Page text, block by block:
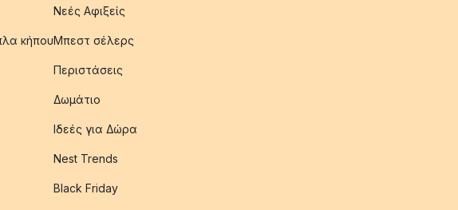
κήπου
Νεές Αφιξείς
Μπεστ σέλερς
Περιστάσεις
Δωμάτιο
Ιδεές για Δώρα
Nest Trends
Black Friday